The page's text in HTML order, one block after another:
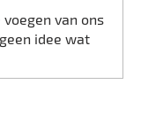
van ons
idee wat